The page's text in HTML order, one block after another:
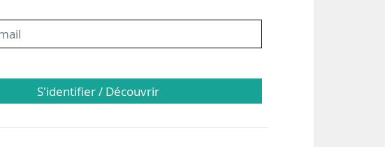
2025. À partir
S'identifier / Découvrir